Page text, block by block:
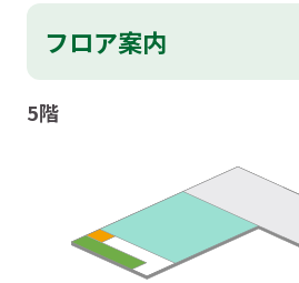
フロア案内
5階